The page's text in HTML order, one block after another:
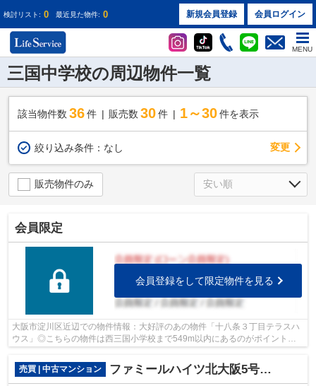
検討リスト: 0 最近見た物件: 0 新規会員登録 会員ログイン
MENU
三国中学校の周辺物件一覧
該当物件数 36件 販売数 30 件 1～30 件を表示
絞り込み条件： なし 変更
販売物件のみ
会員限定
会員登録をして限定物件を見る
大阪市淀川区近辺での物件情報：大好評のあの物件「十八条３丁目テラスハ
ウス」◎こちらの物件は西三国小学校まで549m以内にあるのがポイントで
売買 | 中古マンション
ファミールハイツ北大阪5号棟弐番館